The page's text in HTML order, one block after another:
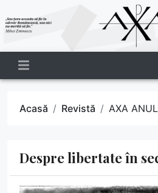
Acasă Revistă AXA
Despre libertate în